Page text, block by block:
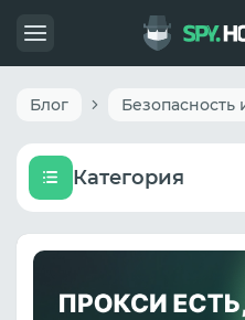
Блог Безопасность
Категория